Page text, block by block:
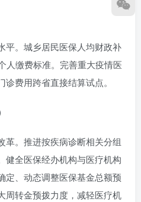
平。城乡居民医保人均财政补
人缴费标准。完善重大疫情医
费用跨省直接结算试点。
革。推进按疾病诊断相关分组
健全医保经办机构与医疗机构
定、动态调整医保基金总额预
周转金预拨力度，减轻医疗机